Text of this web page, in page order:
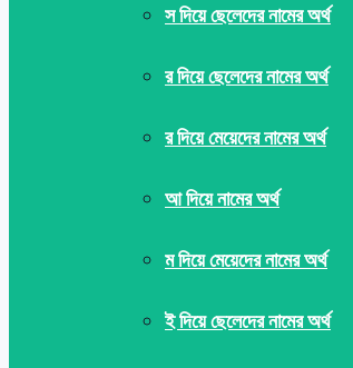
স দিয়ে ছেলেদের নামের অর্থ
র দিয়ে ছেলেদের নামের অর্থ
র দিয়ে মেয়েদের নামের অর্থ
আ দিয়ে নামের অর্থ
ম দিয়ে মেয়েদের নামের অর্থ
ই দিয়ে ছেলেদের নামের অর্থ